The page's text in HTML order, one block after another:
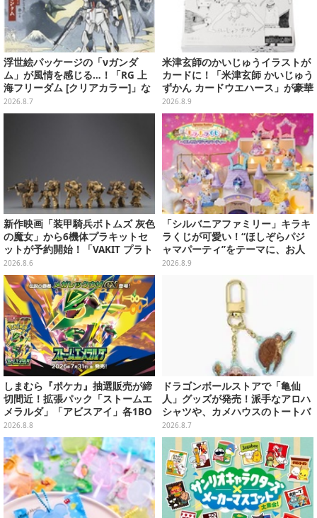
浮世絵パッケージの「νガンダ
ム」が風情を感じる…！「RG 上
海フリーダム [クリアカラー]」な
どガンプラ2商品が8月順次発売
2026.8.7
米津玄師のかいじゅうイラストが
カードに！「米津玄師 かいじゅう
ずかん カードウエハース」が豪華
ラインナップ
2026.8.9
新作映画「装甲騎兵ボトムズ 灰色
の魔女」から6機体プラキットセ
ットが予約開始！「VAKIT プラト
ーン」第1弾、各部関節可動仕様
2026.8.6
「シルバニアファミリー」キラキ
ラくじが可愛い！“ほしぞらパジ
ャマパーティ”をテーマに、お人
形や建物がラインナップ
2026.8.9
しまむら『ポケカ』抽選販売が締
切間近！拡張パック「ストームエ
メラルダ」「アビスアイ」各1BO
Xをラインナップ
2026.8.8
ドラゴンボールストアで「亀仙
人」グッズが発売！派手なアロハ
シャツや、カメハウスのトートバ
ッグなど夏らしいアイテムがズラ
リ
2026.8.7